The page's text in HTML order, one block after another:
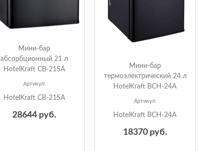
Мини-бар
абсорбционный 21 л
HotelKraft CB-21SA
Артикул:
HotelKraft CB-21SA
28644 руб.
Мини-бар
термоэлектрический 24 л
HotelKraft BCH-24A
Артикул:
HotelKraft BCH-24A
18370 руб.